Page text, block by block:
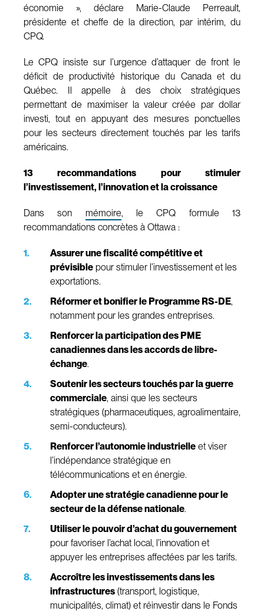
économie », déclare Marie-Claude Perreault,
présidente et cheffe de la direction, par intérim, du
CPQ.
Le CPQ insiste sur l’urgence d’attaquer de front le
déficit de productivité historique du Canada et du
Québec. Il appelle à des choix stratégiques
permettant de maximiser la valeur créée par dollar
investi, tout en appuyant des mesures ponctuelles
pour les secteurs directement touchés par les tarifs
américains.
13 recommandations pour stimuler
l’investissement, l’innovation et la croissance
Dans son mémoire, le CPQ formule 13
recommandations concrètes à Ottawa :
Assurer une fiscalité compétitive et
prévisible pour stimuler l’investissement et les
exportations.
Réformer et bonifier le Programme RS-DE,
notamment pour les grandes entreprises.
Renforcer la participation des PME
canadiennes dans les accords de libre-
échange.
Soutenir les secteurs touchés par la guerre
commerciale, ainsi que les secteurs
stratégiques (pharmaceutiques, agroalimentaire,
semi-conducteurs).
Renforcer l’autonomie industrielle et viser
l’indépendance stratégique en
télécommunications et en énergie.
Adopter une stratégie canadienne pour le
secteur de la défense nationale.
Utiliser le pouvoir d’achat du gouvernement
pour favoriser l’achat local, l’innovation et
appuyer les entreprises affectées par les tarifs.
Accroître les investissements dans les
infrastructures (transport, logistique,
municipalités, climat) et réinvestir dans le Fonds